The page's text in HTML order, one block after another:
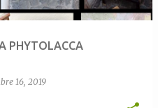
PHYTOLACCA
16, 2019